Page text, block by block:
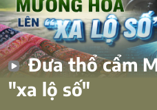
Đưa thổ cẩm
"xa lộ số"